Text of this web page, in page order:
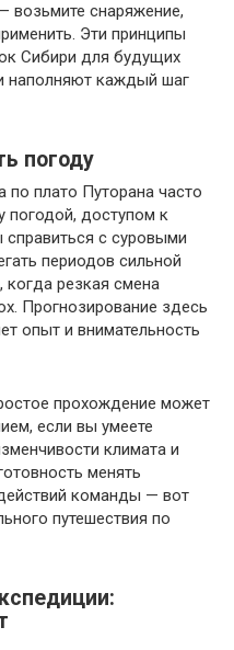
снаряжение,
Эти принципы
Сибири для будущих
наполняют каждый шаг
погоду
плато Путорана часто
погодой, доступом к
с суровыми
периодов сильной
когда резкая смена
Прогнозирование здесь
опыт и внимательность
прохождение может
если вы умеете
климата и
менять
команды — вот
путешествия по